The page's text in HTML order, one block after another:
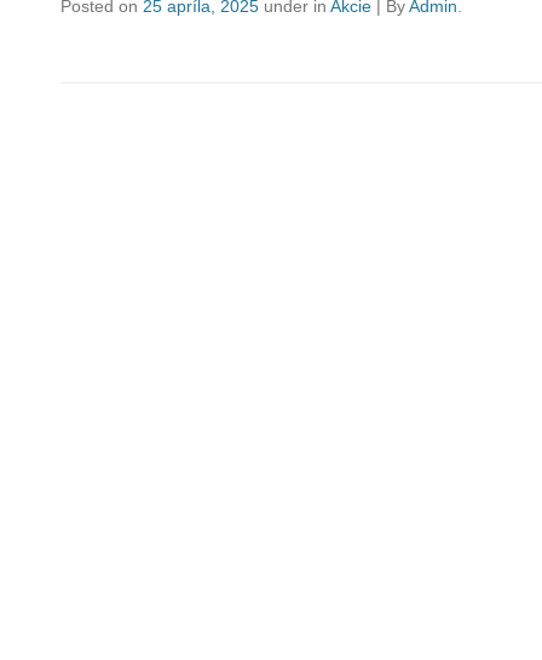
Posted on 25 apríla, 2025 under in Akcie | ByAdmin